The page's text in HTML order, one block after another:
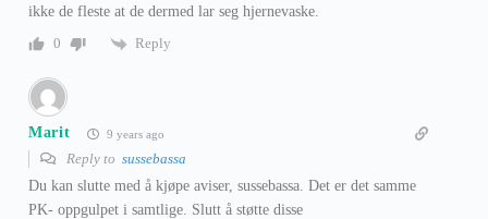
ikke de fleste at de dermed lar seg hjernevaske.
0
Reply
Marit 9 years ago
Reply to sussebassa
Du kan slutte med å kjøpe aviser, sussebassa. Det er det samme
PK- oppgulpet i samtlige. Slutt å støtte disse